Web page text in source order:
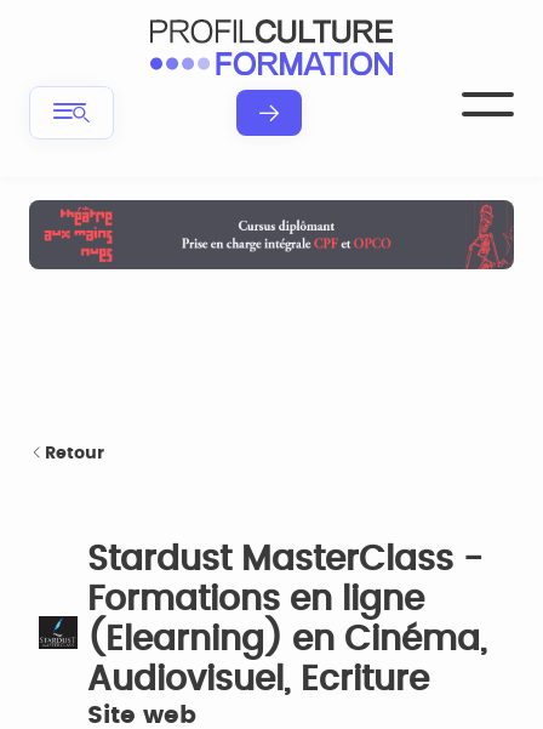
Retour
Stardust MasterClass -
Formations en ligne
(Elearning) en Cinéma,
Audiovisuel, Ecriture
Site web